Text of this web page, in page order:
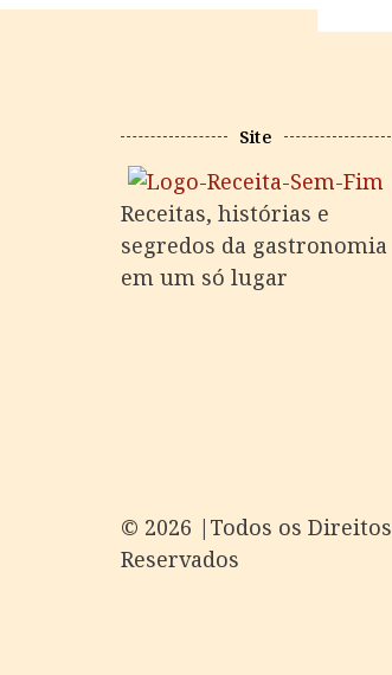
Site
Receitas, histórias e
segredos da gastronomia
em um só lugar
©️ 2026 |Todos os Direitos
Reservados